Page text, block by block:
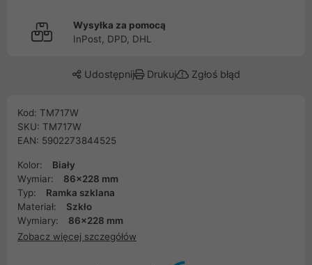
Wysyłka za pomocą
InPost, DPD, DHL
Udostępnij Drukuj Zgłoś błąd
Kod: TM717W
SKU: TM717W
EAN: 5902273844525
Kolor:
Biały
Wymiar:
86x228 mm
Typ:
Ramka szklana
Materiał:
Szkło
Wymiary:
86x228 mm
Zobacz więcej szczegółów